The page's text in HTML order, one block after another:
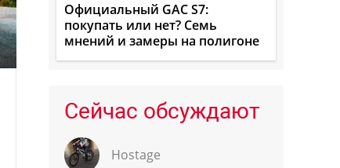
Официальный GAC S7:
покупать или нет? Семь
мнений и замеры на полигоне
Сейчас обсуждают
Hostage